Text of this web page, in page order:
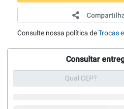
Consulte nossa política deTrocas
Consultar